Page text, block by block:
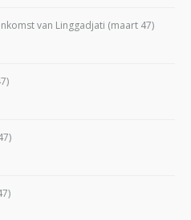
van Linggadjati (maart 47)